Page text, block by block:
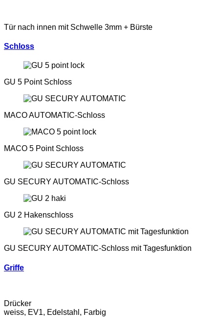
Tür nach innen mit Schwelle 3mm + Bürste
Schloss
GU 5 Point Schloss
MACO AUTOMATIC-Schloss
MACO 5 Point Schloss
GU SECURY AUTOMATIC-Schloss
GU 2 Hakenschloss
GU SECURY AUTOMATIC-Schloss mit Tagesfunktion
Griffe
Drücker
weiss, EV1, Edelstahl, Farbig